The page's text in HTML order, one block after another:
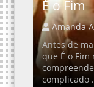
É o Fim
Amanda
Antes de
que É o
complicado